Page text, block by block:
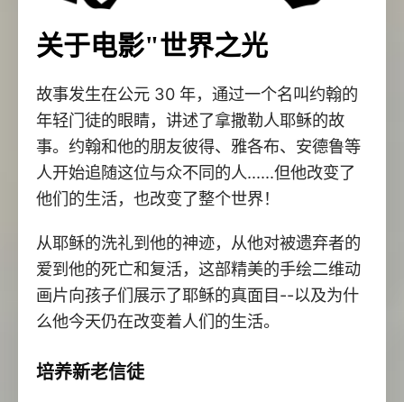
关于电影"世界之光
故事发生在公元 30 年，通过一个名叫约翰的
年轻门徒的眼睛，讲述了拿撒勒人耶稣的故
事。约翰和他的朋友彼得、雅各布、安德鲁等
人开始追随这位与众不同的人......但他改变了
他们的生活，也改变了整个世界！
从耶稣的洗礼到他的神迹，从他对被遗弃者的
爱到他的死亡和复活，这部精美的手绘二维动
画片向孩子们展示了耶稣的真面目--以及为什
么他今天仍在改变着人们的生活。
培养新老信徒